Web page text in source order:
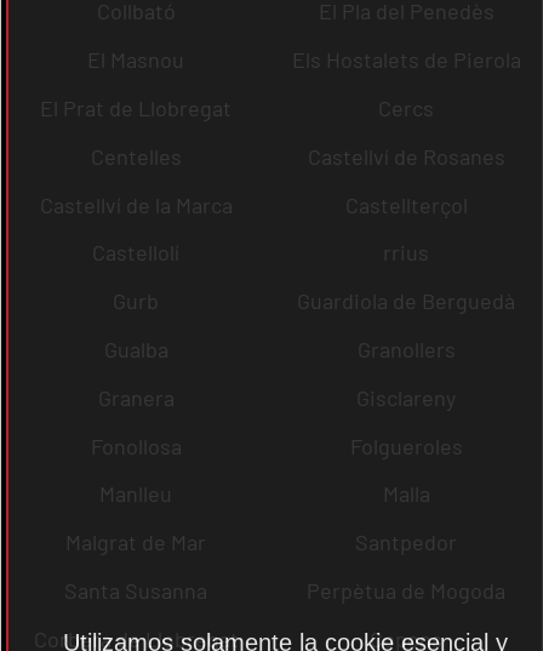
Collbató
El Pla del Penedès
El Masnou
Els Hostalets de Pierola
El Prat de Llobregat
Cercs
Centelles
Castellví de Rosanes
Castellví de la Marca
Castellterçol
Castellolí
rrius
Gurb
Guardiola de Berguedà
Gualba
Granollers
Granera
Gisclareny
Fonollosa
Folgueroles
Manlleu
Malla
Malgrat de Mar
Santpedor
Santa Susanna
Perpètua de Mogoda
Corbera de Llobregat
Copons
Utilizamos solamente la cookie esencial y